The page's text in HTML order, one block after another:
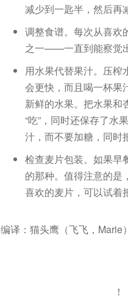
减少到一匙半，然后再
调整食谱。每次从喜
之一——一直到能察觉
用水果代替果汁。压榨
会更快，而且喝一杯果
新鲜的水果。把水果和
“吃”，同时还保存了水
汁，而不要加糖，同时
检查麦片包装。如果早
的那种。值得注意的是
喜欢的麦片，可以试着
编译：猫头鹰（飞飞，Marie